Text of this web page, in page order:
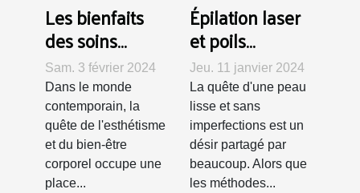
Les bienfaits
des soins
esthétiques
pour optimiser
les résultats
d'une gaine
amincissante
Sam. 3 février 2024
Dans le monde
contemporain, la
quête de l'esthétisme
et du bien-être
corporel occupe une
place...
Épilation laser
et poils
incarnés : une
solution
durable
Jeu. 11 janvier 2024
La quête d'une peau
lisse et sans
imperfections est un
désir partagé par
beaucoup. Alors que
les méthodes...